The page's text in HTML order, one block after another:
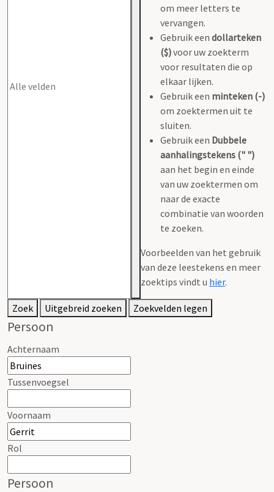
om meer letters te
vervangen.
Gebruik een dollarteken
($)voor uw zoekterm
voor resultaten die op
elkaar lijken.
Gebruik een minteken (-)
om zoektermen uit te
sluiten.
Gebruik een Dubbele
aanhalingstekens (" ")
aan het begin en einde
van uw zoektermen om
naar de exacte
combinatie van woorden
te zoeken.
Voorbeelden van het gebruik
van deze leestekens en meer
zoektips vindt u hier.
Zoek Uitgebreid zoeken Zoekvelden legen
Persoon
Achternaam
Tussenvoegsel
Voornaam
Rol
Persoon